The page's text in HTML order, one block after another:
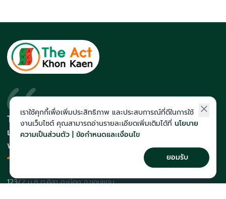
The Act สถาบันที่นักเรียนติดโควตา
และสายแพทย์มากที่สุดในภาคอีสาน
พร้อมทีมคณาจารย์เก็งข้อสอบแม่น
123/2 ม.8 ต.ศิลา อ.เมือง จ.ขอนแก่น
เราใช้คุกกี้เพื่อเพิ่มประสิทธิภาพ และประสบการณ์ที่ดีในการใช้
งานเว็บไซต์ คุณสามารถอ่านรายละเอียดเพิ่มเติมได้ที่ นโยบาย
ความเป็นส่วนตัว | ข้อกำหนดและเงื่อนไข
ยอมรับ